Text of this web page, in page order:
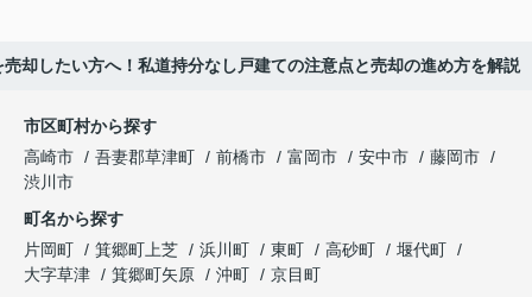
却したい方へ！私道持分なし戸建ての注意点と売却の進め方を解説
市区町村から探す
高崎市
吾妻郡草津町 前橋市 富岡市 安中市
藤岡市
渋川市
町名から探す
片岡町
箕郷町上芝 浜川町 東町 高砂町
堰代町
大字草津
箕郷町矢原 沖町
京目町